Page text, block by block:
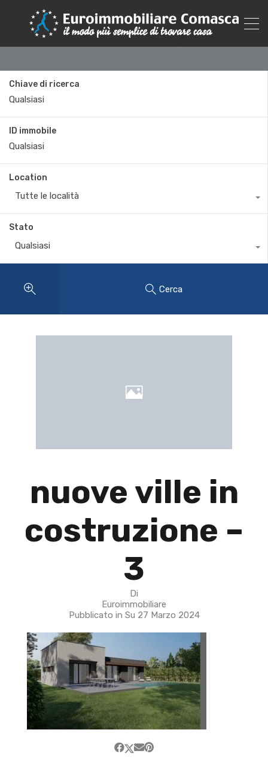
Chiave di ricerca
ID immobile
Location
Tutte le località
Stato
Qualsiasi
Cerca
nuove ville in
costruzione –
3
Di
Euroimmobiliare
Pubblicato in Su 27 Marzo 2024